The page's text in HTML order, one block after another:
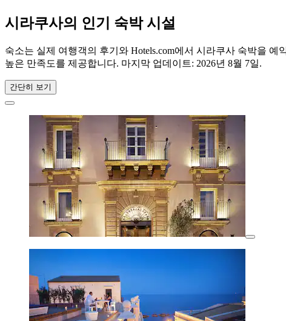
시라쿠사의 인기 숙박 시설
숙소는 실제 여행객의 후기와 Hotels.com에서 시라쿠사 숙박을
높은 만족도를 제공합니다. 마지막 업데이트: 2026년 8월 7일.
간단히 보기